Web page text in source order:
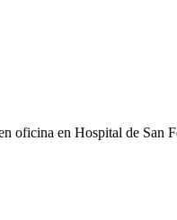
oficina en Hospital de